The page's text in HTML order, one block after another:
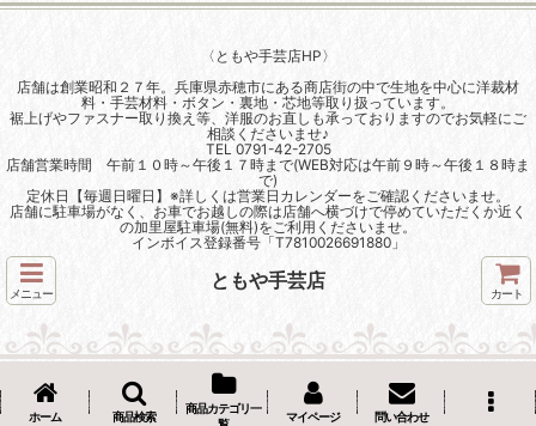
〈ともや手芸店HP〉
店舗は創業昭和２７年。兵庫県赤穂市にある商店街の中で生地を中心に洋裁材
料・手芸材料・ボタン・裏地・芯地等取り扱っています。
裾上げやファスナー取り換え等、洋服のお直しも承っておりますのでお気軽にご
相談くださいませ♪
TEL 0791-42-2705
店舗営業時間 午前１０時～午後１７時まで(WEB対応は午前９時～午後１８時ま
で)
定休日【毎週日曜日】※詳しくは営業日カレンダーをご確認くださいませ。
店舗に駐車場がなく、お車でお越しの際は店舗へ横づけで停めていただくか近く
の加里屋駐車場(無料)をご利用くださいませ。
インボイス登録番号「T7810026691880」
メニュー
ともや手芸店
カート
ホーム 商品検索
商品カテゴリ一
マイページ 問い合わせ